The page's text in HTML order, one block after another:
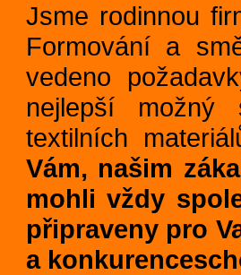
Jsme rodinnou
Formování a
vedeno
nejlepší možný
textilních
Vám, našim
mohli vždy
připraveny pro
a